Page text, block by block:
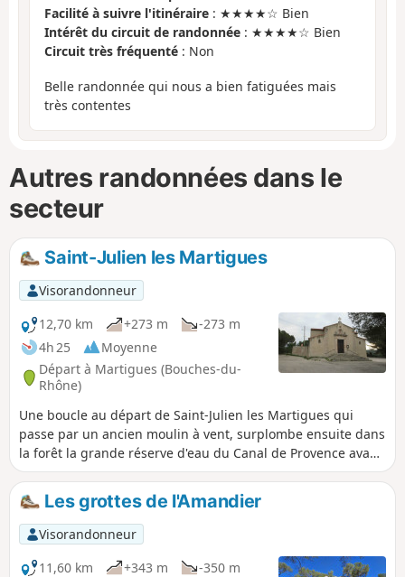
Facilité à suivre l'itinéraire : ★★★★☆ Bien
Intérêt du circuit de randonnée : ★★★★☆ Bien
Circuit très fréquenté : Non
Belle randonnée qui nous a bien fatiguées mais
très contentes
Autres randonnées dans le
secteur
Saint-Julien les Martigues
Visorandonneur
12,70 km
+273 m
-273 m
4h 25
Moyenne
Départ à Martigues (Bouches-du-
Rhône)
Une boucle au départ de Saint-Julien les Martigues qui
passe par un ancien moulin à vent, surplombe ensuite dans
la forêt la grande réserve d'eau du Canal de Provence avant
de rejoindre le Vallon de Valtrède. Attendez-vous à
rencontrer en chemin de nombreuses chèvres sauvages.
Les grottes de l'Amandier
Visorandonneur
11,60 km
+343 m
-350 m